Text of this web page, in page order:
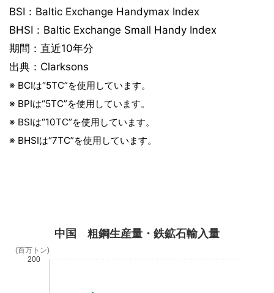
BSI：Baltic Exchange Handymax Index
BHSI：Baltic Exchange Small Handy Index
期間：直近10年分
出典：Clarksons
※ BCIは“5TC”を使用しています。
※ BPIは“5TC”を使用しています。
※ BSIは“10TC”を使用しています。
※ BHSIは“7TC”を使用しています。
中国 粗鋼生産量・鉄鉱石輸入量
200
(百万トン)